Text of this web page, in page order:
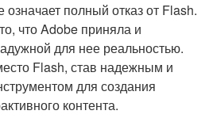
полный отказ от Flash.
что Adobe приняла и
для нее реальностью.
Flash, став надежным и
для создания
контента.